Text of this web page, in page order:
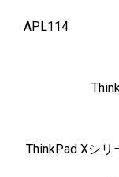
APL114
ThinkPad Xシ